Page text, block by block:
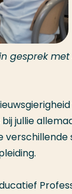
gesprek
jullie